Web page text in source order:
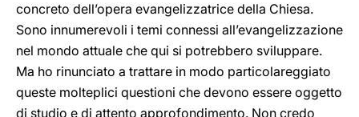
concreto dell’opera evangelizzatrice della Chiesa.
Sono innumerevoli i temi connessi all’evangelizzazione
nel mondo attuale che qui si potrebbero sviluppare.
Ma ho rinunciato a trattare in modo particolareggiato
queste molteplici questioni che devono essere oggetto
di studio e di attento approfondimento. Non credo